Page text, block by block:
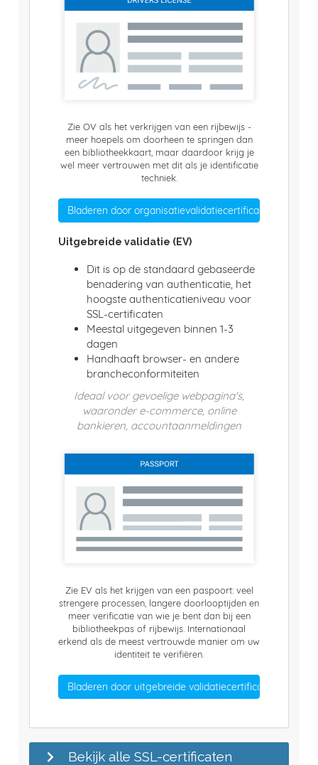
Zie OV als het verkrijgen van een rijbewijs -
meer hoepels om doorheen te springen dan
een bibliotheekkaart, maar daardoor krijg je
wel meer vertrouwen met dit als je identificatie
techniek.
Bladeren door organisatievalidatiecertificaten
Uitgebreide validatie (EV)
Dit is op de standaard gebaseerde
benadering van authenticatie, het
hoogste authenticatieniveau voor
SSL-certificaten
Meestal uitgegeven binnen 1-3
dagen
Handhaaft browser- en andere
brancheconformiteiten
Ideaal voor gevoelige webpagina's,
waaronder e-commerce, online
bankieren, accountaanmeldingen
Zie EV als het krijgen van een paspoort: veel
strengere processen, langere doorlooptijden en
meer verificatie van wie je bent dan bij een
bibliotheekpas of rijbewijs. Internationaal
erkend als de meest vertrouwde manier om uw
identiteit te verifiëren.
Bladeren door uitgebreide validatiecertificaten
Bekijk alle SSL-certificaten